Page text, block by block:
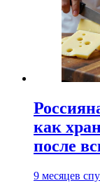
как
после
9 месяцев